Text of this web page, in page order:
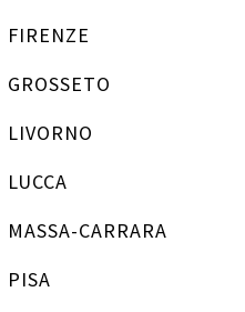
FIRENZE
GROSSETO
LIVORNO
LUCCA
MASSA-CARRARA
PISA